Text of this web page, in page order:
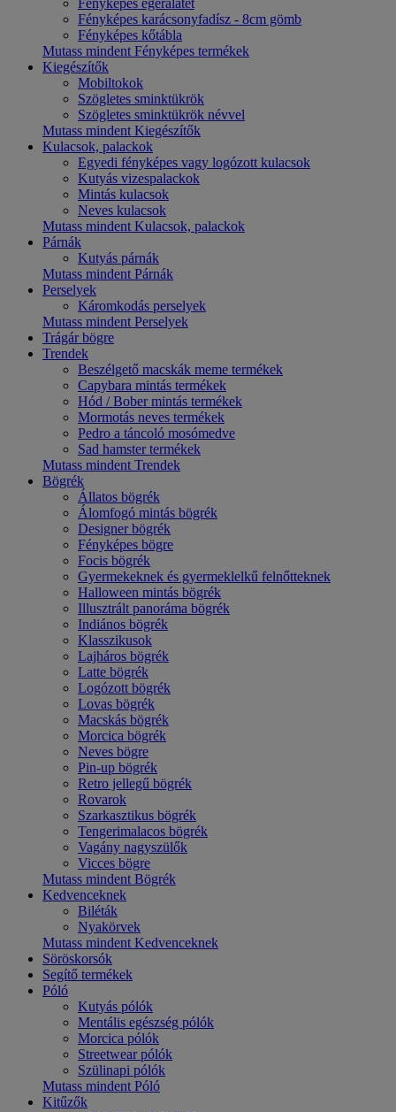
Fényképes egéralátét
Fényképes karácsonyfadísz - 8cm gömb
Fényképes kőtábla
Mutass mindent Fényképes termékek
Kiegészítők
Mobiltokok
Szögletes sminktükrök
Szögletes sminktükrök névvel
Mutass mindent Kiegészítők
Kulacsok, palackok
Egyedi fényképes vagy logózott kulacsok
Kutyás vizespalackok
Mintás kulacsok
Neves kulacsok
Mutass mindent Kulacsok, palackok
Párnák
Kutyás párnák
Mutass mindent Párnák
Perselyek
Káromkodás perselyek
Mutass mindent Perselyek
Trágár bögre
Trendek
Beszélgető macskák meme termékek
Capybara mintás termékek
Hód / Bober mintás termékek
Mormotás neves termékek
Pedro a táncoló mosómedve
Sad hamster termékek
Mutass mindent Trendek
Bögrék
Állatos bögrék
Álomfogó mintás bögrék
Designer bögrék
Fényképes bögre
Focis bögrék
Gyermekeknek és gyermeklelkű felnőtteknek
Halloween mintás bögrék
Illusztrált panoráma bögrék
Indiános bögrék
Klasszikusok
Lajháros bögrék
Latte bögrék
Logózott bögrék
Lovas bögrék
Macskás bögrék
Morcica bögrék
Neves bögre
Pin-up bögrék
Retro jellegű bögrék
Rovarok
Szarkasztikus bögrék
Tengerimalacos bögrék
Vagány nagyszülők
Vicces bögre
Mutass mindent Bögrék
Kedvenceknek
Biléták
Nyakörvek
Mutass mindent Kedvenceknek
Söröskorsók
Segítő termékek
Póló
Kutyás pólók
Mentális egészség pólók
Morcica pólók
Streetwear pólók
Szülinapi pólók
Mutass mindent Póló
Kitűzők